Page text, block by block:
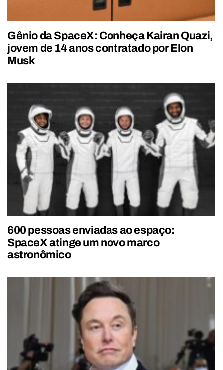
Gênio da SpaceX: Conheça Kairan Quazi,
jovem de 14 anos contratado por Elon
Musk
600 pessoas enviadas ao espaço:
SpaceX atinge um novo marco
astronômico